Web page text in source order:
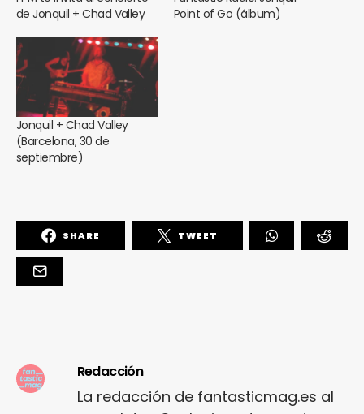
de Jonquil + Chad Valley
Point of Go (álbum)
Jonquil + Chad Valley
(Barcelona, 30 de
septiembre)
SHARE TWEET
Redacción
La redacción de fantasticmag.es al